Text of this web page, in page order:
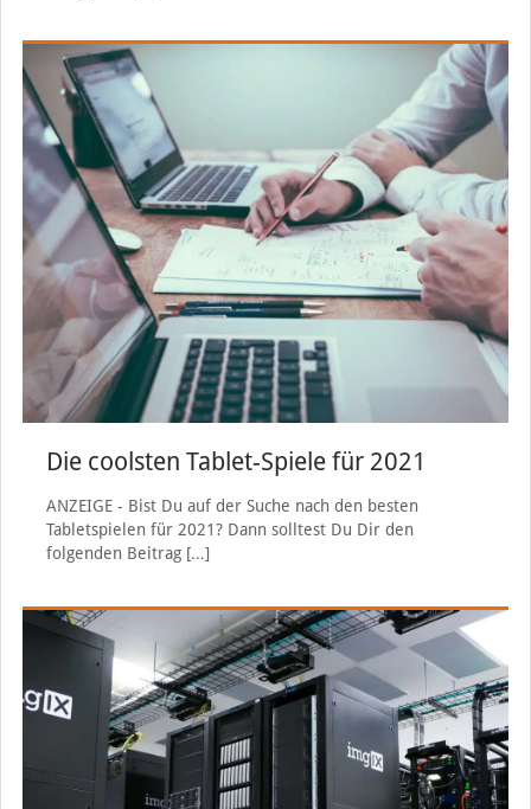
Die coolsten Tablet-Spiele für 2021
ANZEIGE - Bist Du auf der Suche nach den besten
Tabletspielen für 2021? Dann solltest Du Dir den
folgenden Beitrag[…]